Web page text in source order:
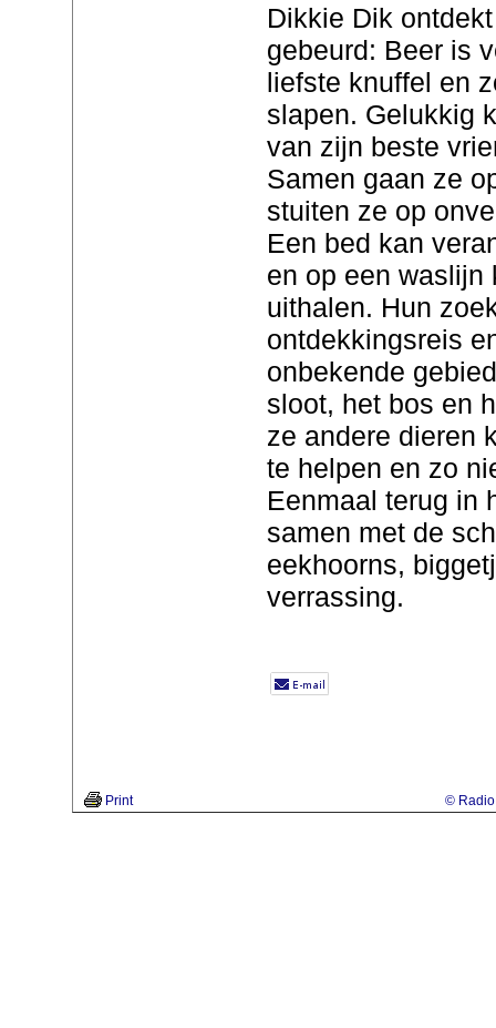
Dikkie Dik
gebeurd: Beer is
liefste knuffel en
slapen. Gelukkig
van zijn beste
Samen gaan ze
stuiten ze op
Een bed kan
en op een waslijn
uithalen. Hun
ontdekkingsreis
onbekende
sloot, het bos en
ze andere dieren
te helpen en zo
Eenmaal terug in
samen met de
eekhoorns,
verrassing.
Print © Radio